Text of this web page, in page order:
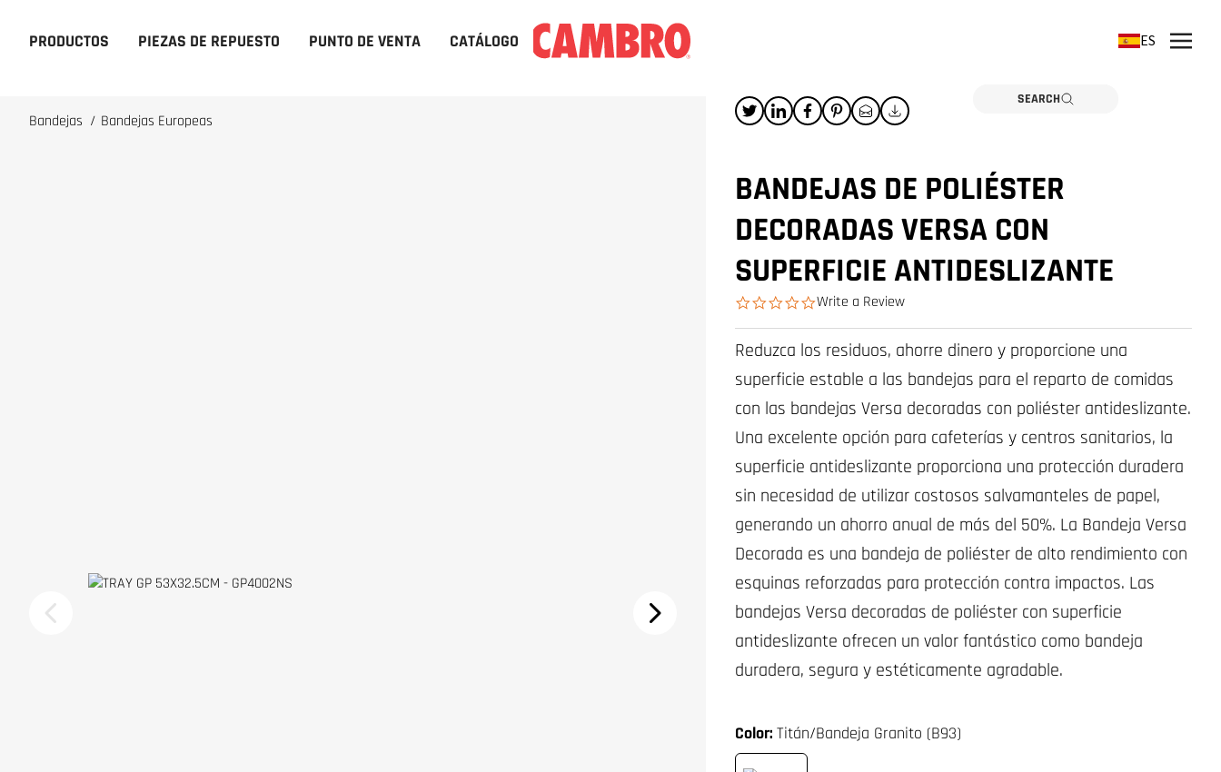
PRODUCTOS PIEZAS DE REPUESTO PUNTO DE VENTA CATÁLOGO
SEARCH
ES
Bandejas / Bandejas Europeas
BANDEJAS DE POLIÉSTER
DECORADAS VERSA CON
SUPERFICIE ANTIDESLIZANTE
0.0 star rating
Write a Review
Color:Titán/Bandeja Granito (B93)
Reduzca los residuos, ahorre dinero y proporcione una
superficie estable a las bandejas para el reparto de comidas
con las bandejas Versa decoradas con poliéster antideslizante.
Una excelente opción para cafeterías y centros sanitarios, la
superficie antideslizante proporciona una protección duradera
sin necesidad de utilizar costosos salvamanteles de papel,
generando un ahorro anual de más del 50%. La Bandeja Versa
Decorada es una bandeja de poliéster de alto rendimiento con
esquinas reforzadas para protección contra impactos. Las
bandejas Versa decoradas de poliéster con superficie
antideslizante ofrecen un valor fantástico como bandeja
duradera, segura y estéticamente agradable.